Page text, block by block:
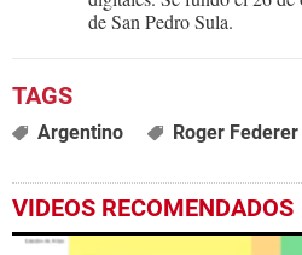
de San Pedro Sula.
Argentino Roger Federer
VIDEOS RECOMENDADOS